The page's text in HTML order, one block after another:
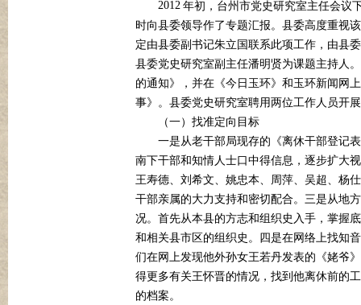
2012 年初，台州市党史研究室主任会议
时向县委领导作了专题汇报。县委高度重视
定由县委副书记朱立国联系此项工作，由县
县委党史研究室副主任潘明贤为课题主持人
的通知》，并在《今日玉环》和玉环新闻网
事》。县委党史研究室聘用两位工作人员开
（一）找准定向目标
一是从老干部局现存的《离休干部登记
南下干部和知情人士口中得信息，逐步扩大
王寿德、刘希文、姚忠本、周萍、吴超、杨
干部亲属的大力支持和密切配合。三是从地
况。首先从本县的方志和组织史入手，掌握
和相关县市区的组织史。四是在网络上找知
们在网上发现他外孙女王若丹发表的《姥爷
得更多有关王怀晋的情况，找到他离休前的
的档案。